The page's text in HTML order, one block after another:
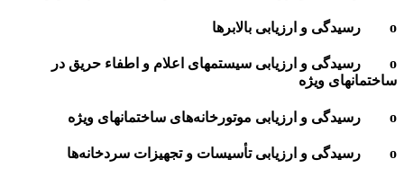
o رسیدگی و ارزیابی بالابرها
o رسیدگی و ارزیابی سیستمهای اعلام و اطفاء حریق در
ساختمانهای ویژه
o رسیدگی و ارزیابی موتورخانه‌‌های ساختمانهای ویژه
o رسیدگی و ارزیابی تأسیسات و تجهیزات سردخانه‌‌ها